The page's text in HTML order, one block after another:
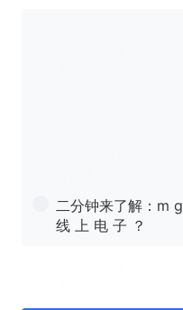
二分钟来了解：m g
线 上 电 子 ？